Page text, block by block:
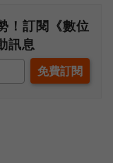
！訂閱《數位
訊息